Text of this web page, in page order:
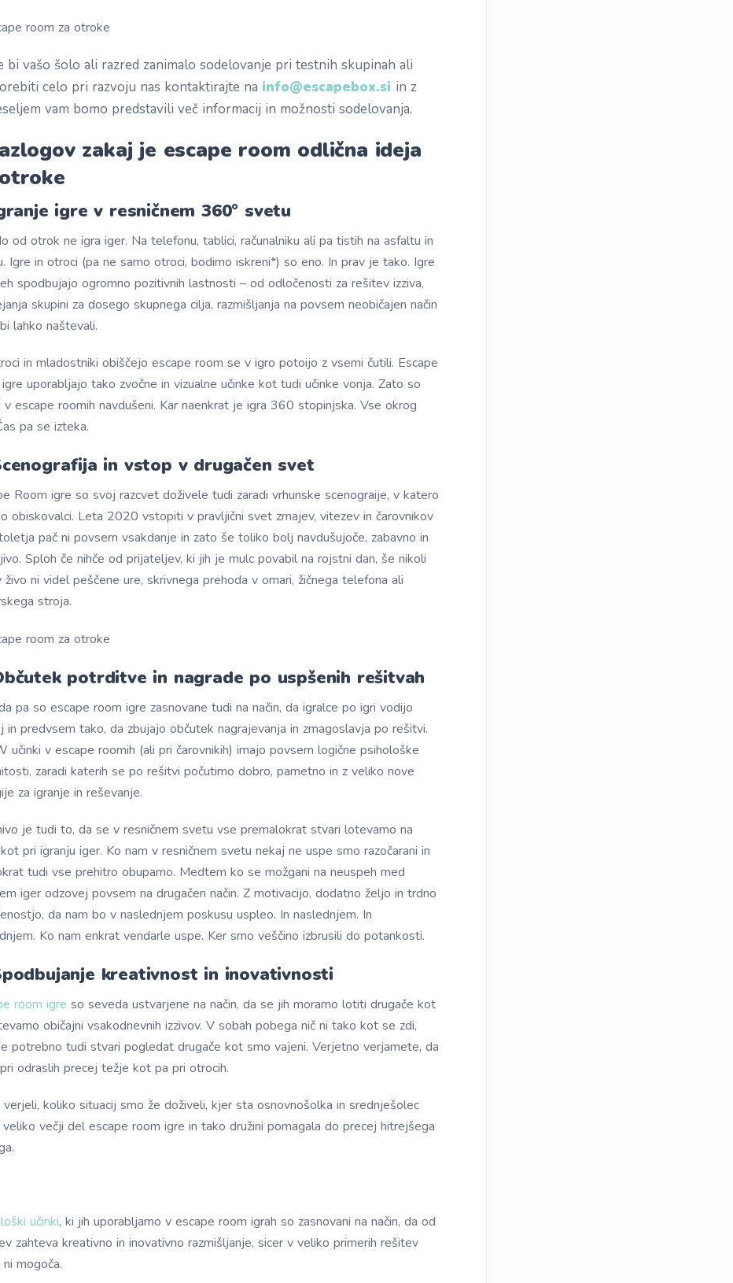
bi vašo šolo ali razred zanimalo sodelovanje pri testnih skupinah ali
celo pri razvoju nas kontaktirajte na info@escapebox.si in z
vam bomo predstavili več informacij in možnosti sodelovanja.
zakaj je escape room odlična ideja
igre v resničnem 360° svetu
od otrok ne igra iger. Na telefonu, tablici, računalniku ali pa tistih na asfaltu in
Igre in otroci (pa ne samo otroci, bodimo iskreni*) so eno. In prav je tako. Igre
spodbujajo ogromno pozitivnih lastnosti – od odločenosti za rešitev izziva,
skupini za dosego skupnega cilja, razmišljanja na povsem neobičajen način
lahko naštevali.
in mladostniki obiščejo escape room se v igro potoijo z vsemi čutili. Escape
uporabljajo tako zvočne in vizualne učinke kot tudi učinke vonja. Zato so
v escape roomih navdušeni. Kar naenkrat je igra 360 stopinjska. Vse okrog
pa se izteka.
in vstop v drugačen svet
Room igre so svoj razcvet doživele tudi zaradi vrhunske scenograije, v katero
obiskovalci. Leta 2020 vstopiti v pravljični svet zmajev, vitezev in čarovnikov
pač ni povsem vsakdanje in zato še toliko bolj navdušujoče, zabavno in
Sploh če nihče od prijateljev, ki jih je mulc povabil na rojstni dan, še nikoli
živo ni videl peščene ure, skrivnega prehoda v omari, žičnega telefona ali
stroja.
potrditve in nagrade po uspšenih rešitvah
pa so escape room igre zasnovane tudi na način, da igralce po igri vodijo
in predvsem tako, da zbujajo občutek nagrajevanja in zmagoslavja po rešitvi.
učinki v escape roomih (ali pri čarovnikih) imajo povsem logične psihološke
zaradi katerih se po rešitvi počutimo dobro, pametno in z veliko nove
za igranje in reševanje.
je tudi to, da se v resničnem svetu vse premalokrat stvari lotevamo na
pri igranju iger. Ko nam v resničnem svetu nekaj ne uspe smo razočarani in
tudi vse prehitro obupamo. Medtem ko se možgani na neuspeh med
iger odzovej povsem na drugačen način. Z motivacijo, dodatno željo in trdno
da nam bo v naslednjem poskusu uspleo. In naslednjem. In
Ko nam enkrat vendarle uspe. Ker smo veščino izbrusili do potankosti.
kreativnost in inovativnosti
room igre so seveda ustvarjene na način, da se jih moramo lotiti drugače kot
običajni vsakodnevnih izzivov. V sobah pobega nič ni tako kot se zdi,
potrebno tudi stvari pogledat drugače kot smo vajeni. Verjetno verjamete, da
odraslih precej težje kot pa pri otrocih.
verjeli, koliko situacij smo že doživeli, kjer sta osnovnošolka in srednješolec
večji del escape room igre in tako družini pomagala do precej hitrejšega
učinki, ki jih uporabljamo v escape room igrah so zasnovani na način, da od
zahteva kreativno in inovativno razmišljanje, sicer v veliko primerih rešitev
mogoča.